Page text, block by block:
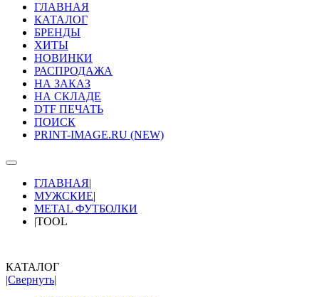
ГЛАВНАЯ
КАТАЛОГ
БРЕНДЫ
ХИТЫ
НОВИНКИ
РАСПРОДАЖА
НА ЗАКАЗ
НА СКЛАДЕ
DTF ПЕЧАТЬ
ПОИСК
PRINT-IMAGE.RU (NEW)
ГЛАВНАЯ|
МУЖСКИЕ|
METAL ФУТБОЛКИ
|TOOL
КАТАЛОГ
|Свернуть|